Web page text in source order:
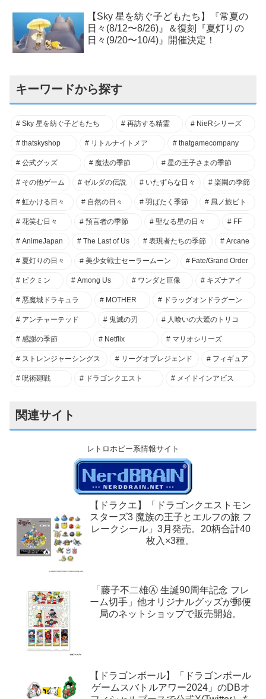
【Sky 星を紡ぐ子どもたち】『常夏の
日々(8/12〜8/26)』＆復刻『夏灯りの
日々(9/20〜10/4)』開催決定！
キーワードから探す
Sky 星を紡ぐ子どもたち 再訪する精霊 NieRシリーズ
thatskyshop リトルナイトメア thatgamecompany
公式グッズ 魔法の季節 星の王子さまの季節
その他ゲーム ゼルダの伝説 いたずらな日々 楽園の季節
虹かける日々 自然の日々 羽ばたく季節 風ノ旅ビト
花笑む日々 預言者の季節 聖なる星の日々 FF
AnimeJapan The Last of Us 表現者たちの季節 Arcane
夏灯りの日々 美少女戦士セーラームーン Fate/Grand Order
ピクミン Among Us ワンダと巨像 キズナアイ
悪魔城ドラキュラ MOTHER ドラッグオンドラグーン
アンチャーテッド 鬼滅の刃 人喰いの大鷲のトリコ
感謝の季節 Netflix マリオシリーズ
ストレンジャーシングス リーグオブレジェンド フィギュア
呪術廻戦 ドラゴンクエスト メイドインアビス
関連サイト
レトロホビー系情報サイト
【ドラクエ】「ドラゴンクエストモン
スターズ3 魔族の王子とエルフの旅 フ
レークシール」3月発売。20柄合計40
枚入×3種。
「藤子不二雄Ⓐ 生誕90周年記念 フレ
ーム切手」他オリジナルグッズが郵便
局のネットショップで販売開始。
【ドラゴンボール】「ドラゴンボール
ゲームスバトルアワー2024」のDBオ